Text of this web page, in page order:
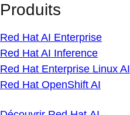
Produits
Red Hat AI Enterprise
Red Hat AI Inference
Red Hat Enterprise Linux AI
Red Hat OpenShift AI